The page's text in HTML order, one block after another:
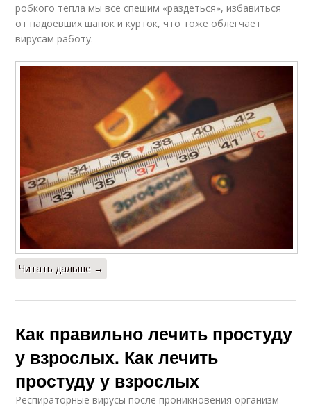
робкого тепла мы все спешим «раздеться», избавиться
от надоевших шапок и курток, что тоже облегчает
вирусам работу.
Читать дальше →
Как правильно лечить простуду
у взрослых. Как лечить
простуду у взрослых
Респираторные вирусы после проникновения организм